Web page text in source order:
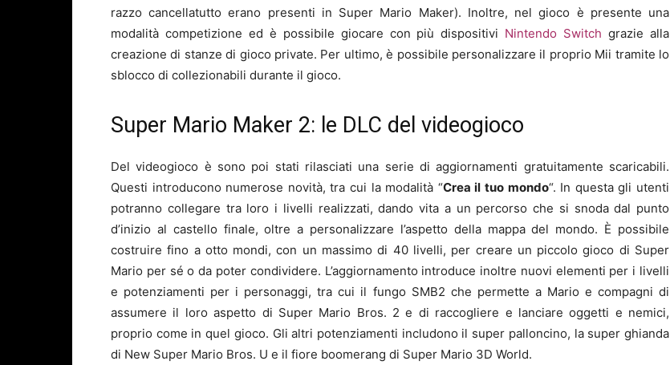
razzo cancellatutto erano presenti in Super Mario Maker). Inoltre, nel gioco è presente una
modalità competizione ed è possibile giocare con più dispositivi Nintendo Switch grazie alla
creazione di stanze di gioco private. Per ultimo, è possibile personalizzare il proprio Mii tramite lo
sblocco di collezionabili durante il gioco.
Super Mario Maker 2: le DLC del videogioco
Del videogioco è sono poi stati rilasciati una serie di aggiornamenti gratuitamente scaricabili.
Questi introducono numerose novità, tra cui la modalità “Crea il tuo mondo“. In questa gli utenti
potranno collegare tra loro i livelli realizzati, dando vita a un percorso che si snoda dal punto
d’inizio al castello finale, oltre a personalizzare l’aspetto della mappa del mondo. È possibile
costruire fino a otto mondi, con un massimo di 40 livelli, per creare un piccolo gioco di Super
Mario per sé o da poter condividere. L’aggiornamento introduce inoltre nuovi elementi per i livelli
e potenziamenti per i personaggi, tra cui il fungo SMB2 che permette a Mario e compagni di
assumere il loro aspetto di Super Mario Bros. 2 e di raccogliere e lanciare oggetti e nemici,
proprio come in quel gioco. Gli altri potenziamenti includono il super palloncino, la super ghianda
di New Super Mario Bros. U e il fiore boomerang di Super Mario 3D World.